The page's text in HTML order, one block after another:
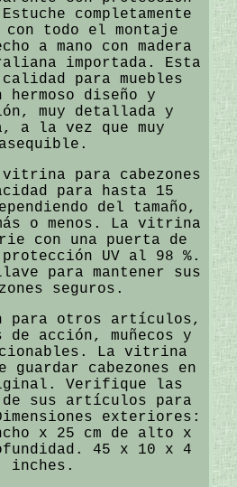
completamente
con todo el montaje
a mano con madera
importada. Esta
para muebles
hermoso diseño y
muy detallada y
a la vez que muy
asequible.
vitrina para cabezones
para hasta 15
del tamaño,
o menos. La vitrina
con una puerta de
UV al 98 %.
para mantener sus
seguros.
para otros artículos,
de acción, muñecos y
La vitrina
guardar cabezones en
Verifique las
de sus artículos para
exteriores:
x 25 cm de alto x
45 x 10 x 4
inches.